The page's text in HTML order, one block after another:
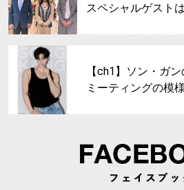
スペシャルゲスト
【ch1】ソン・ガ
ミーティングの模